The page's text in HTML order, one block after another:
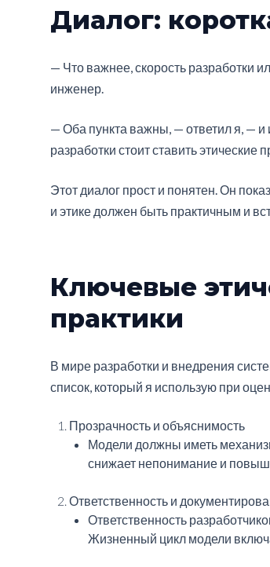
Диалог:
— Что важнее, скорость разработки
инженер.
— Оба пункта важны, — ответил я, — и
разработки стоит ставить
Этот диалог прост и понятен. Он
и этике должен быть практичным и
Ключевые
практики
В мире разработки и внедрения
список, который я использую при
Прозрачность и объяснимость
Модели должны иметь
снижает непонимание и
Ответственность и
Ответственность
Жизненный цикл модели